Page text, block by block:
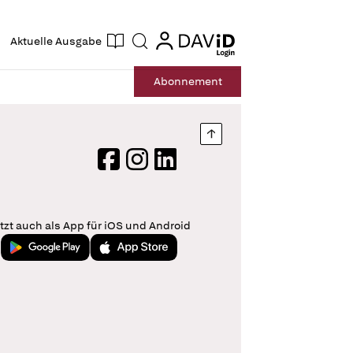
Aktuelle Ausgabe Suche login
login
Abonnement
Nach oben springen
FacebookInstagram
LinkedIn
auch als App für iOS und Android
Jetzt bei Google PlayLaden im App Store